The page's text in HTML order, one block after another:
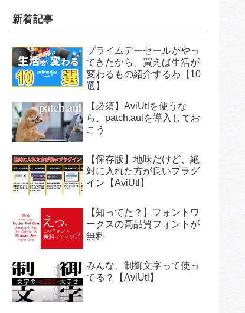
新着記事
プライムデーセールがやっ
てきたから、買えば生活が
変わるもの紹介するわ【10
選】
【必須】AviUtlを使うな
ら、patch.aulを導入してお
こう
【保存版】地味だけど、絶
対に入れた方が良いプラグ
イン【AviUtl】
【知ってた？】フォントワ
ークスの高品質フォントが
無料
みんな、制御文字って使っ
てる？【AviUtl】